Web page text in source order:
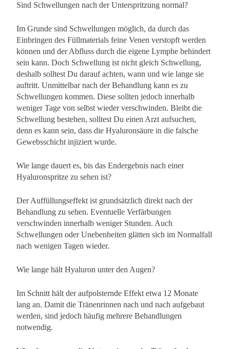
Sind Schwellungen nach der Unterspritzung normal?
Im Grunde sind Schwellungen möglich, da durch das
Einbringen des Füllmaterials feine Venen verstopft werden
können und der Abfluss durch die eigene Lymphe behindert
sein kann. Doch Schwellung ist nicht gleich Schwellung,
deshalb solltest Du darauf achten, wann und wie lange sie
auftritt. Unmittelbar nach der Behandlung kann es zu
Schwellungen kommen. Diese sollten jedoch innerhalb
weniger Tage von selbst wieder verschwinden. Bleibt die
Schwellung bestehen, solltest Du einen Arzt aufsuchen,
denn es kann sein, dass die Hyaluronsäure in die falsche
Gewebsschicht injiziert wurde.
Wie lange dauert es, bis das Endergebnis nach einer
Hyaluronspritze zu sehen ist?
Der Auffüllungseffekt ist grundsätzlich direkt nach der
Behandlung zu sehen. Eventuelle Verfärbungen
verschwinden innerhalb weniger Stunden. Auch
Schwellungen oder Unebenheiten glätten sich im Normalfall
nach wenigen Tagen wieder.
Wie lange hält Hyaluron unter den Augen?
Im Schnitt hält der aufpolsternde Effekt etwa 12 Monate
lang an. Damit die Tränenrinnen nach und nach aufgebaut
werden, sind jedoch häufig mehrere Behandlungen
notwendig.